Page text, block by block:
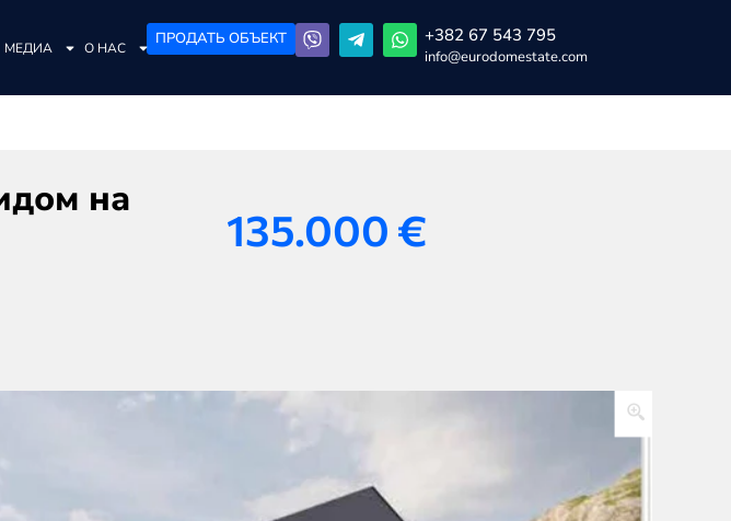
МЕДИА О НАС ПРОДАТЬ ОБЪЕКТ +382 67 543 795
info@eurodomestate.com
на
135.000 €